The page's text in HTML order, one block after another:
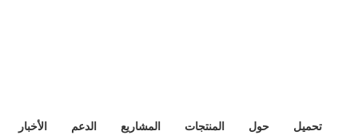
تحميل حول المنتجات المشاريع الدعم
الأخبار